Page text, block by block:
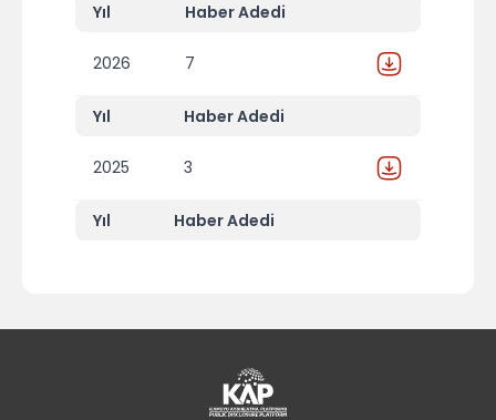
Yıl Haber Adedi
2026 7
Yıl Haber Adedi
2025 3
Yıl Haber Adedi